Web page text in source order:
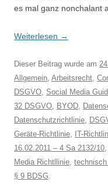
es mal ganz nonchalant
Weiterlesen →
Dieser Beitrag wurde am
Allgemein, Arbeitsrecht,
DSGVO, Social Media
32 DSGVO, BYOD,
Datenschutzrichtlinie,
Geräte-Richtlinie, IT-
16.02.2011 – 4 Sa 2132/10,
Media Richtllinie,
§ 9 BDSG.